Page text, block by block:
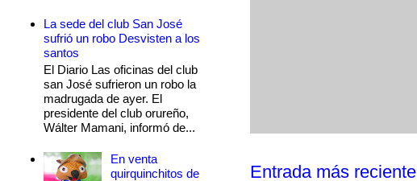
Entrada más reciente
La sede del club San José
sufrió un robo Desvisten a los
santos
El Diario Las oficinas del club
san José sufrieron un robo la
madrugada de ayer. El
presidente del club orureño,
Wálter Mamani, informó de...
En venta
quirquinchitos de